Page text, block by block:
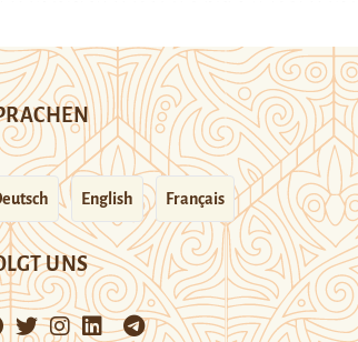
English Français
UNS